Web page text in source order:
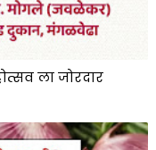
ला जोरदार